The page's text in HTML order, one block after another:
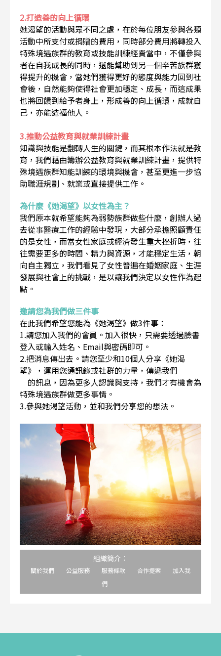
2.打造善的向上循環
她渴望的活動與眾不同之處，在於每位朋友參與各類
活動中所支付或捐贈的費用，同時部分費用將轉投入
特殊境遇族群的教育或技能訓練經費當中，不僅參與
者在自我成長的同時，還能幫助到另一個辛苦族群獲
得提升的機會，當她們獲得更好的態度與能力回到社
會後，自然能夠使得社會更加穩定、成長，而這成果
也將回饋到給予者身上，形成善的向上循環，成就自
己，亦能造福他人。
3.推動公益教育與就業訓練計畫
知識與技能是翻轉人生的關鍵，而其根本作法就是教
育，我們藉由籌辦公益教育與就業訓練計畫，提供特
殊境遇族群知能訓練的環境與機會，甚至更進一步協
助職涯規劃、就業或直接提供工作。
為什麼《她渴望》以女性為主？
我們原本就希望能夠為弱勢族群做些什麼，創辦人過
去從事醫療工作的經驗中發現，大部分承擔照顧責任
的是女性，而當女性家庭或經濟發生重大挫折時，往
往需要更多的時間、精力與資源，才能穩定生活，朝
向自主獨立，我們看見了女性普遍在婚姻家庭、生涯
發展與社會上的挑戰，是以讓我們決定以女性作為起
點。
邀請您為我們做三件事
在此我們希望您能為《她渴望》做3件事：
1.請您加入我們的會員。加入很快，只需要透過臉書
登入或輸入姓名、Email與密碼即可。
2.把消息傳出去。請您至少和10個人分享《她渴
望》，運用您通訊錄或社群的力量，傳遞我們
的訊息，因為更多人認識與支持，我們才有機會為
特殊境遇族群做更多事情。
3.參與她渴望活動，並和我們分享您的想法。
組織簡介：
關於我們 公益服務 服務條款 合作提案
加入我
們